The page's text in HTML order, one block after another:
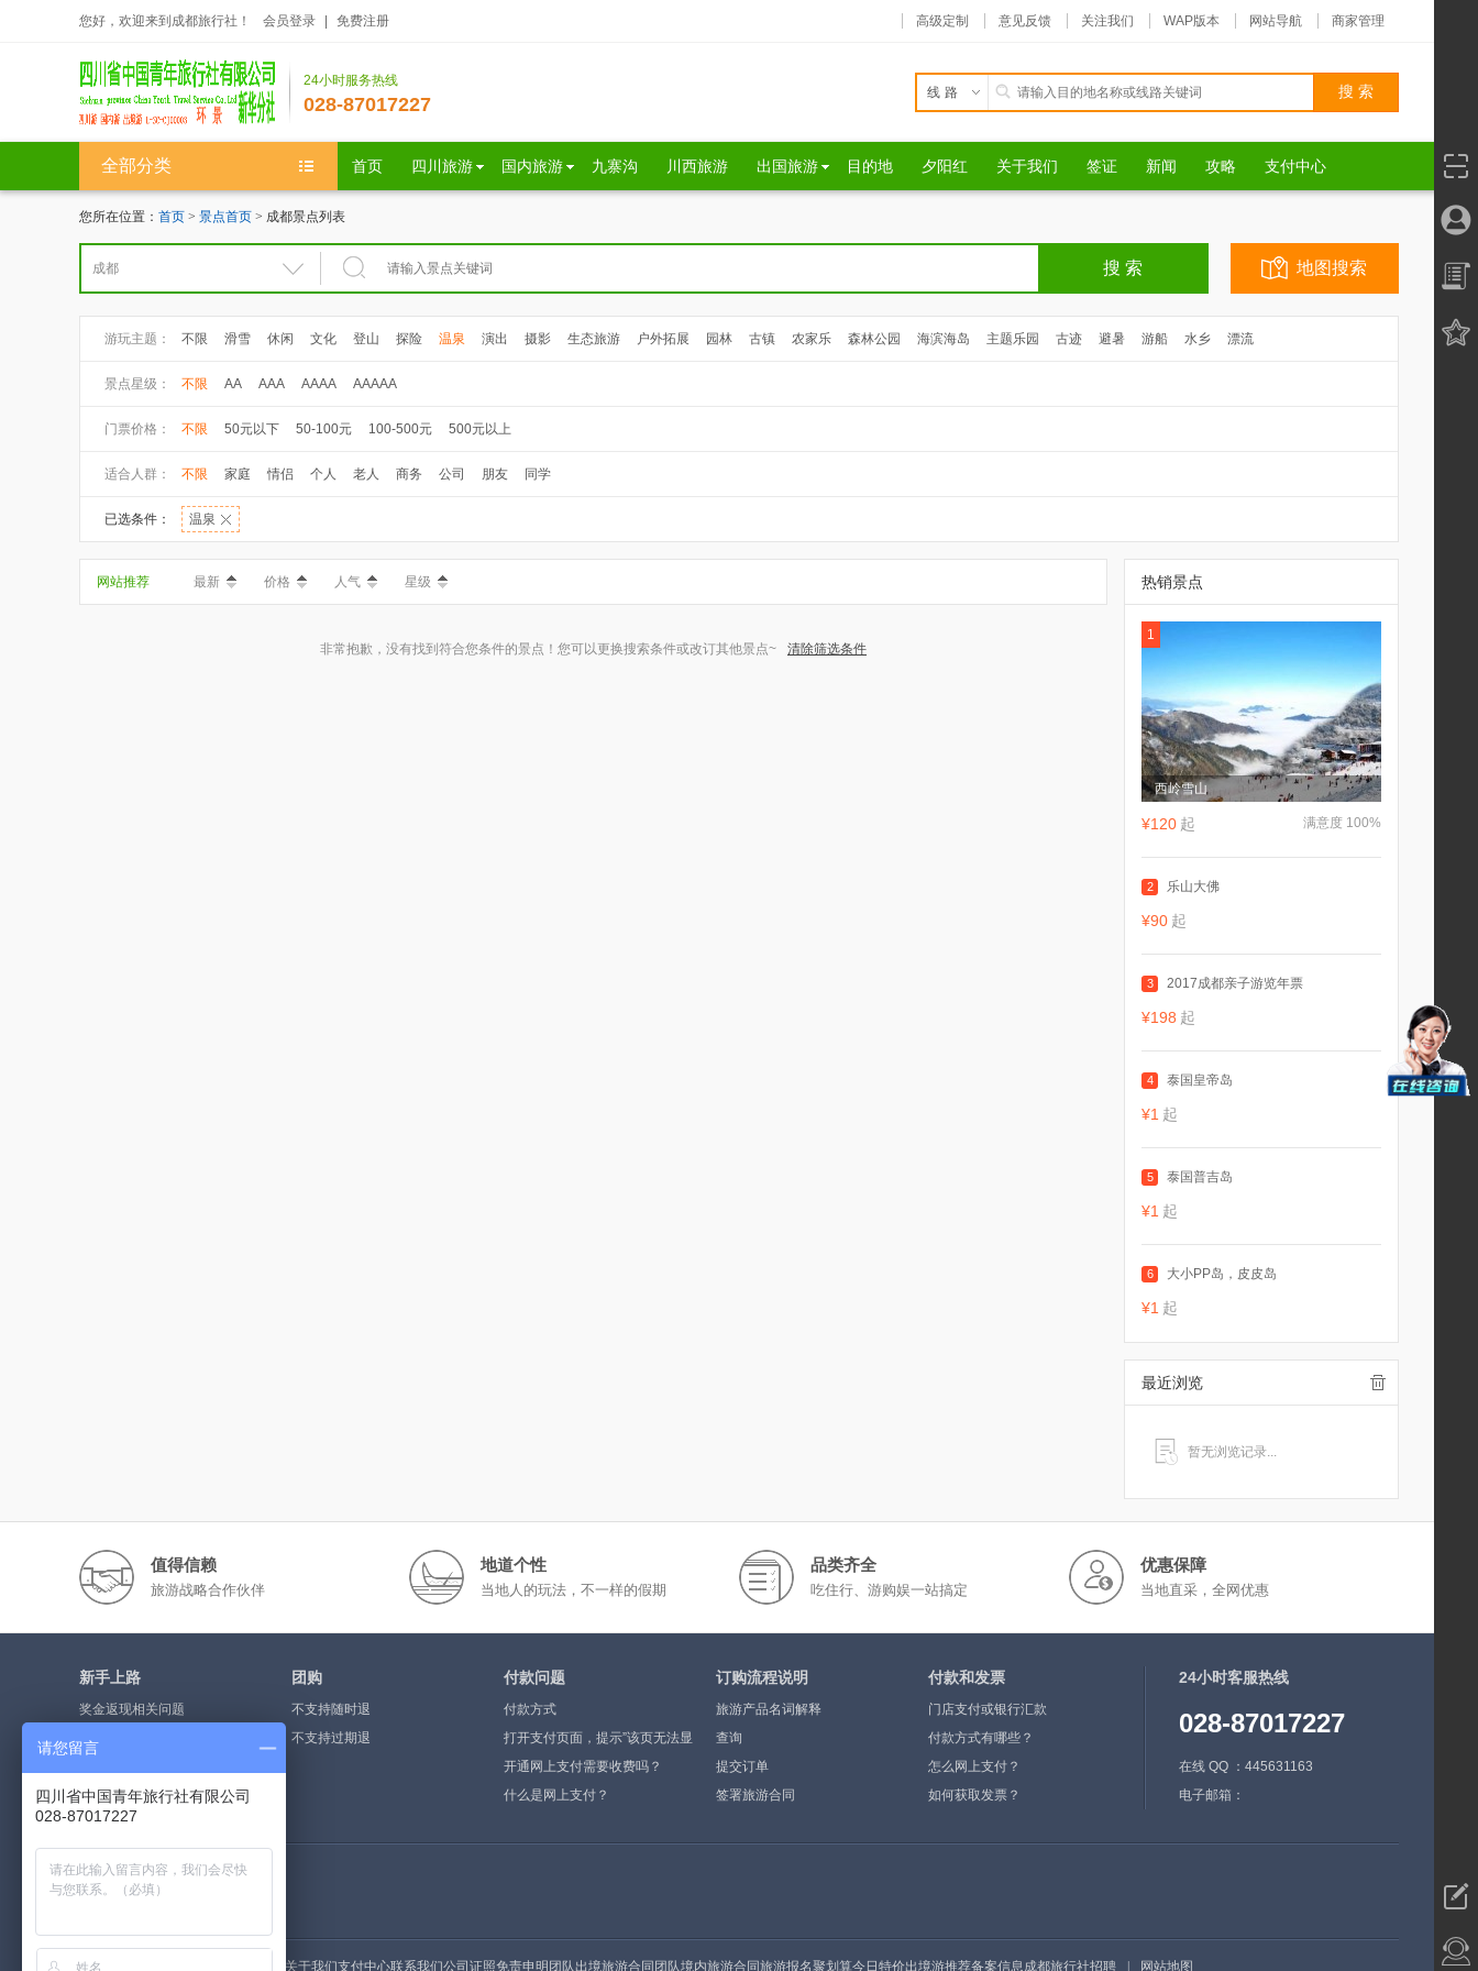
您好，欢迎来到成都旅行社！ 会员登录 免费注册 高级定制 意见反馈 关注我们 WAP版本 网站导航 商家管理
24小时服务热线
028-87017227
线路
全部分类 首页 四川旅游 国内旅游 九寨沟 川西旅游 出国旅游 目的地 夕阳红 关于我们 签证 新闻 攻略 支付中心
您所在位置： 首页 > 景点首页 > 成都景点列表
地图搜索
游玩主题： 不限 滑雪 休闲 文化 登山 探险 温泉 演出 摄影 生态旅游 户外拓展 园林 古镇 农家乐 森林公园 海滨海岛 主题乐园 古迹 避暑 游船 水乡 漂流
景点星级： 不限 AA AAA AAAA AAAAA
门票价格： 不限 50元以下 50-100元 100-500元 500元以上
适合人群： 不限 家庭 情侣 个人 老人 商务 公司 朋友 同学
已选条件： 温泉
网站推荐 最新 价格 人气 星级
非常抱歉，没有找到符合您条件的景点！您可以更换搜索条件或改订其他景点~ 清除筛选条件
热销景点
1
西岭雪山
满意度 100%
¥120 起
2 乐山大佛
¥90 起
3 2017成都亲子游览年票
¥198 起
4 泰国皇帝岛
¥1 起
5 泰国普吉岛
¥1 起
6 大小PP岛，皮皮岛
¥1 起
最近浏览
暂无浏览记录...
值得信赖
旅游战略合作伙伴
地道个性
当地人的玩法，不一样的假期
品类齐全
吃住行、游购娱一站搞定
优惠保障
当地直采，全网优惠
新手上路
奖金返现相关问题
奖金提现流程
如何注册会员
团购
不支持随时退
不支持过期退
付款问题
付款方式
打开支付页面，提示”该页无法显
示”或空白页，可能是什么原因？
开通网上支付需要收费吗？
什么是网上支付？
订购流程说明
旅游产品名词解释
查询
提交订单
签署旅游合同
付款和发票
门店支付或银行汇款
付款方式有哪些？
怎么网上支付？
如何获取发票？
24小时客服热线
028-87017227
在线 QQ ：445631163
电子邮箱：
荣誉资质
关于我们支付中心联系我们公司证照免责申明 团队出境旅游合同 团队境内旅游合同旅游报名聚划算今日特价出境游推荐备案信息成都旅行社招聘 网站地图
请您留言
四川省中国青年旅行社有限公司
028-87017227